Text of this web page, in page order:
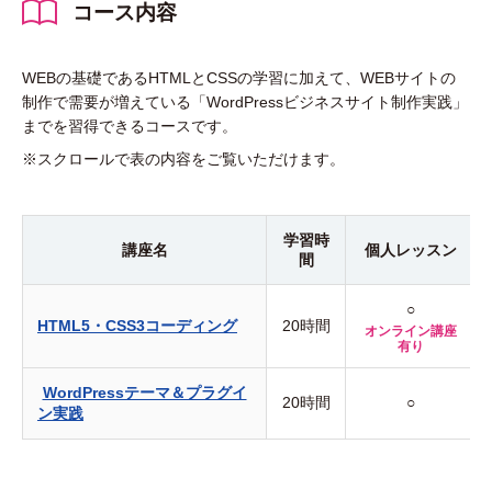
コース内容
WEBの基礎であるHTMLとCSSの学習に加えて、WEBサイトの
制作で需要が増えている「WordPressビジネスサイト制作実践」
までを習得できるコースです。
※スクロールで表の内容をご覧いただけます。
講座名
学習時
間
個人レッスン
HTML5・CSS3コーディング 20時間
○
オンライン講座
有り
WordPressテーマ＆プラグイ
ン実践
20時間 ○